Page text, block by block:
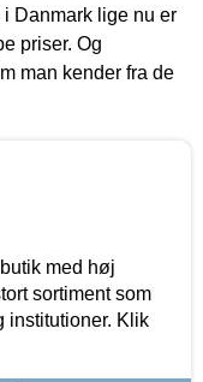
Danmark lige nu er
priser. Og
man kender fra de
med høj
sortiment som
institutioner. Klik